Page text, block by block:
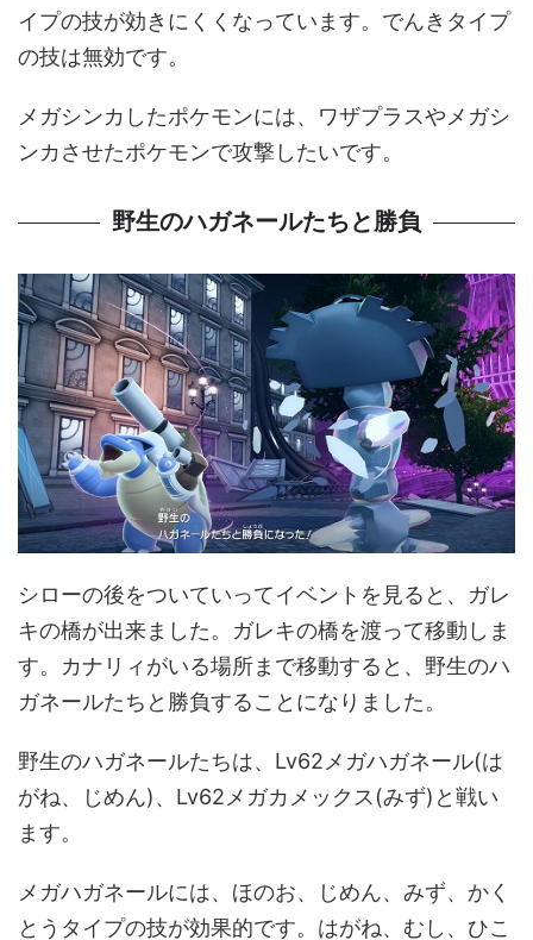
イプの技が効きにくくなっています。でんきタイプ
の技は無効です。
メガシンカしたポケモンには、ワザプラスやメガシ
ンカさせたポケモンで攻撃したいです。
野生のハガネールたちと勝負
シローの後をついていってイベントを見ると、ガレ
キの橋が出来ました。ガレキの橋を渡って移動しま
す。カナリィがいる場所まで移動すると、野生のハ
ガネールたちと勝負することになりました。
野生のハガネールたちは、Lv62メガハガネール(は
がね、じめん)、Lv62メガカメックス(みず)と戦い
ます。
メガハガネールには、ほのお、じめん、みず、かく
とうタイプの技が効果的です。はがね、むし、ひこ